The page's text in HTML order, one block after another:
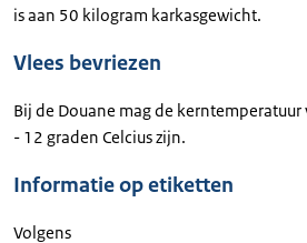
is aan 50 kilogram karkasgewicht.
Vlees bevriezen
Bij de Douane mag de
- 12 graden Celcius zijn.
Informatie op etiketten
Volgens